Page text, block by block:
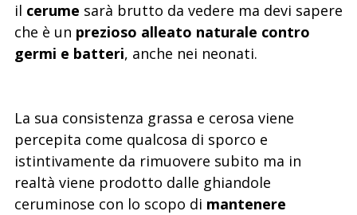
il cerume sarà brutto da vedere ma devi sapere
che è un prezioso alleato naturale contro
germi e batteri, anche nei neonati.
La sua consistenza grassa e cerosa viene
percepita come qualcosa di sporco e
istintivamente da rimuovere subito ma in
realtà viene prodotto dalle ghiandole
ceruminose con lo scopo di mantenere